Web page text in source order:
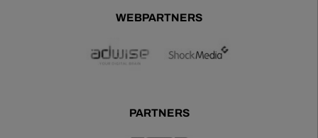
WEBPARTNERS
PARTNERS